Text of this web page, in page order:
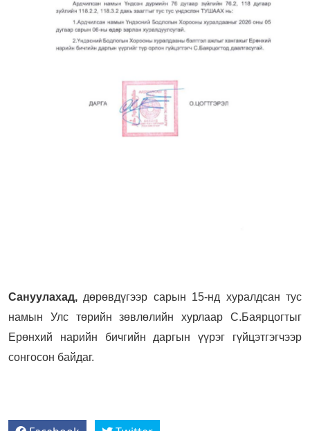
Сануулахад, дөрөвдүгээр сарын 15-нд хуралдсан тус
намын Улс төрийн зөвлөлийн хурлаар С.Баярцогтыг
Ерөнхий нарийн бичгийн даргын үүрэг гүйцэтгэгчээр
сонгосон байдаг.